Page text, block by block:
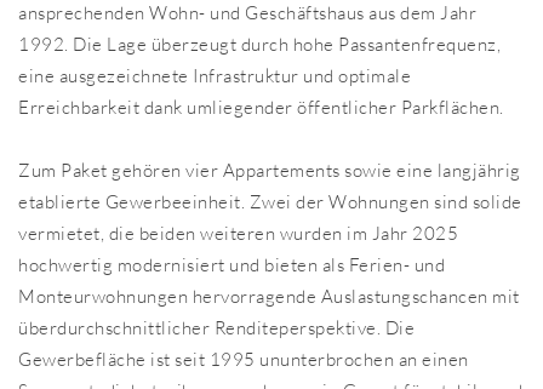
ansprechenden Wohn- und Geschäftshaus aus dem Jahr
1992. Die Lage überzeugt durch hohe Passantenfrequenz,
eine ausgezeichnete Infrastruktur und optimale
Erreichbarkeit dank umliegender öffentlicher Parkflächen.
Zum Paket gehören vier Appartements sowie eine langjährig
etablierte Gewerbeeinheit. Zwei der Wohnungen sind solide
vermietet, die beiden weiteren wurden im Jahr 2025
hochwertig modernisiert und bieten als Ferien- und
Monteurwohnungen hervorragende Auslastungschancen mit
überdurchschnittlicher Renditeperspektive. Die
Gewerbefläche ist seit 1995 ununterbrochen an einen